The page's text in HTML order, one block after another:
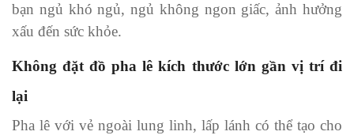
bạn ngủ khó ngủ, ngủ không ngon giấc, ảnh hưởng
xấu đến sức khỏe.
Không đặt đồ pha lê kích thước lớn gần vị trí đi
lại
Pha lê với vẻ ngoài lung linh, lấp lánh có thể tạo cho